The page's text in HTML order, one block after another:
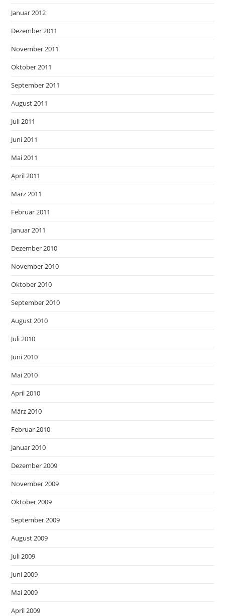
Januar 2012
Dezember 2011
November 2011
Oktober 2011
September 2011
August 2011
Juli 2011
Juni 2011
Mai 2011
April 2011
März 2011
Februar 2011
Januar 2011
Dezember 2010
November 2010
Oktober 2010
September 2010
August 2010
Juli 2010
Juni 2010
Mai 2010
April 2010
März 2010
Februar 2010
Januar 2010
Dezember 2009
November 2009
Oktober 2009
September 2009
August 2009
Juli 2009
Juni 2009
Mai 2009
April 2009